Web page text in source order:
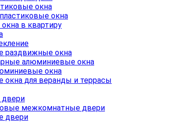
окна
окна
в квартиру
раздвижные окна
алюминиевые окна
окна
для веранды и террасы
двери
межкомнатные двери
двери